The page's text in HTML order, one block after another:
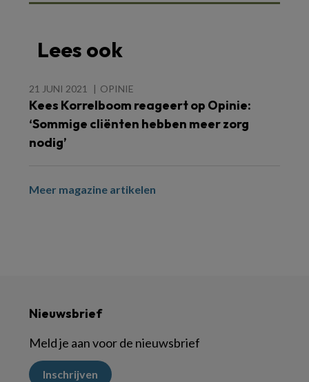
Lees ook
21 JUNI 2021 OPINIE
Kees Korrelboom reageert op Opinie:
‘Sommige cliënten hebben meer zorg
nodig’
Meer magazine artikelen
Nieuwsbrief
Meld je aan voor de nieuwsbrief
Inschrijven